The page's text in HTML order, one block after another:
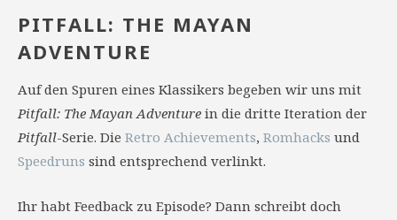
PITFALL: THE MAYAN
ADVENTURE
Auf den Spuren eines Klassikers begeben wir uns mit
Pitfall: The Mayan Adventure in die dritte Iteration der
Pitfall-Serie. Die Retro Achievements, Romhacks und
Speedruns sind entsprechend verlinkt.
Ihr habt Feedback zu Episode? Dann schreibt doch